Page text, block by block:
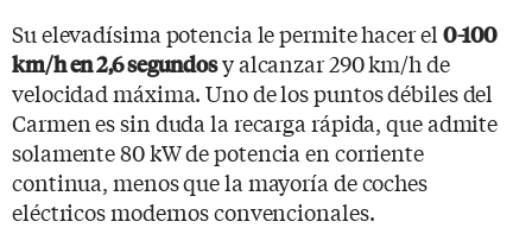
Su elevadísima potencia le permite hacer el 0-100
km/h en 2,6 segundosy alcanzar 290 km/h de
velocidad máxima. Uno de los puntos débiles del
Carmen es sin duda la recarga rápida, que admite
solamente 80 kW de potencia en corriente
continua, menos que la mayoría de coches
eléctricos modernos convencionales.